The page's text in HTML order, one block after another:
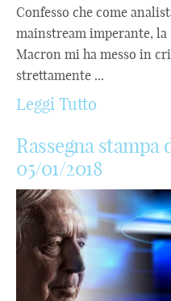
Confesso che come
mainstream imperante, la
Macron mi ha messo in
strettamente ...
Leggi Tutto
Rassegna stampa
05/01/2018